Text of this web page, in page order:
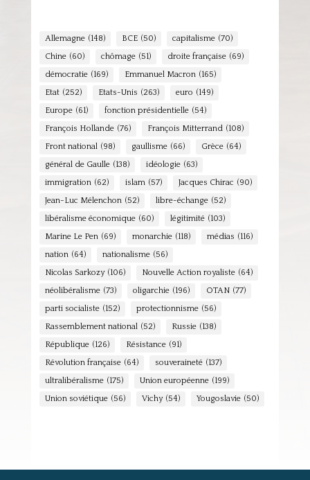
Allemagne (148) BCE (50) capitalisme (70)
Chine (60) chômage (51) droite française (69)
démocratie (169) Emmanuel Macron (165)
Etat (252) Etats-Unis (263) euro (149)
Europe (61) fonction présidentielle (54)
François Hollande (76) François Mitterrand (108)
Front national (98) gaullisme (66) Grèce (64)
général de Gaulle (138) idéologie (63)
immigration (62) islam (57) Jacques Chirac (90)
Jean-Luc Mélenchon (52) libre-échange (52)
libéralisme économique (60) légitimité (103)
Marine Le Pen (69) monarchie (118) médias (116)
nation (64) nationalisme (56)
Nicolas Sarkozy (106) Nouvelle Action royaliste (64)
néolibéralisme (73) oligarchie (196) OTAN (77)
parti socialiste (152) protectionnisme (56)
Rassemblement national (52) Russie (138)
République (126) Résistance (91)
Révolution française (64) souveraineté (137)
ultralibéralisme (175) Union européenne (199)
Union soviétique (56) Vichy (54) Yougoslavie (50)